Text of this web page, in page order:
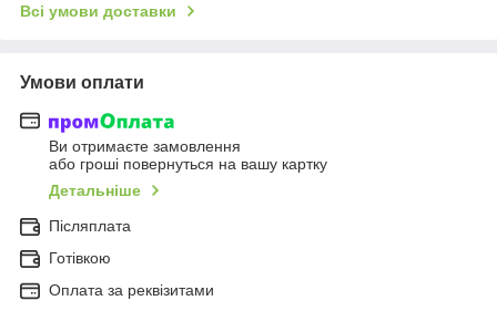
Всі умови доставки
Умови оплати
Ви отримаєте замовлення
або гроші повернуться на вашу картку
Детальніше
Післяплата
Готівкою
Оплата за реквізитами